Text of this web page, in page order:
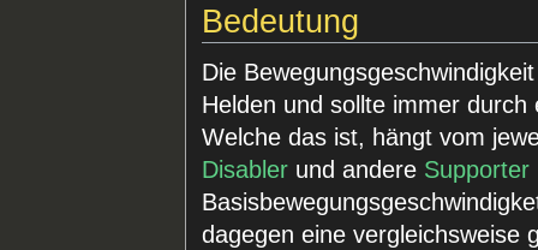
Bedeutung
Die
Helden und sollte immer
Welche das ist, hängt vom
Disabler und andere Supporter
dagegen eine vergleichsweise